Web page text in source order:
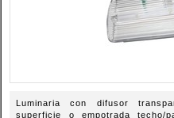
Luminaria con difusor
superficie o empotrada techo/